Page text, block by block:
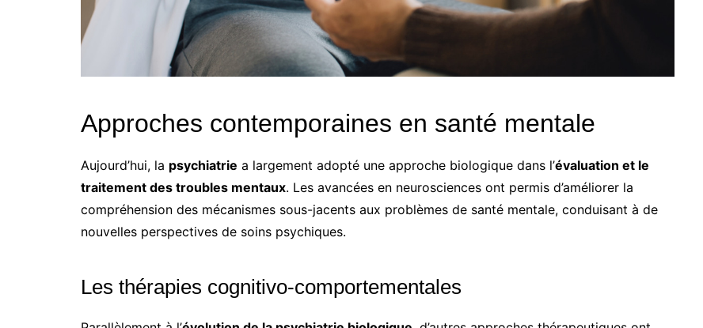
Approches contemporaines en santé mentale
Aujourd’hui, la psychiatrie a largement adopté une approche biologique dans l’évaluation et le
traitement des troubles mentaux. Les avancées en neurosciences ont permis d’améliorer la
compréhension des mécanismes sous-jacents aux problèmes de santé mentale, conduisant à de
nouvelles perspectives de soins psychiques.
Les thérapies cognitivo-comportementales